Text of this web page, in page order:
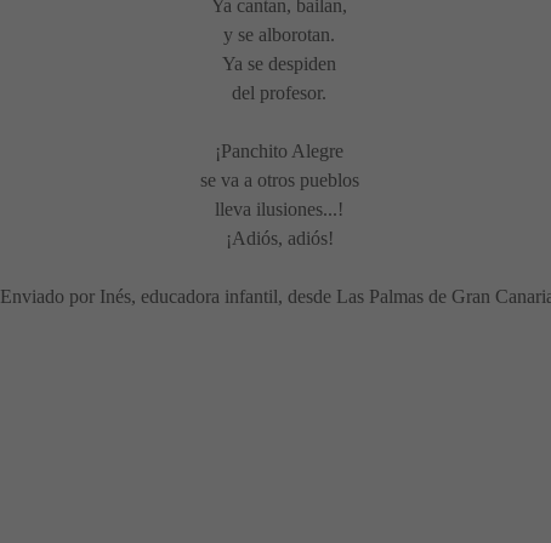
Ya cantan, bailan,
y se alborotan.
Ya se despiden
del profesor.
¡Panchito Alegre
se va a otros pueblos
lleva ilusiones...!
¡Adiós, adiós!
Enviado por Inés, educadora infantil, desde Las Palmas de Gran